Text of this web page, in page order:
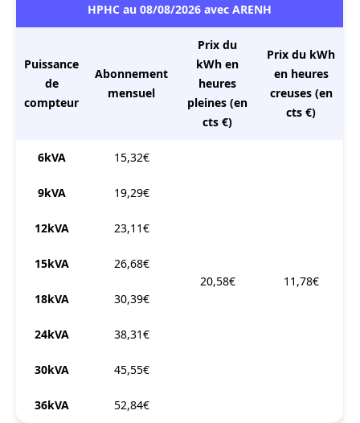
HPHC au 08/08/2026 avec ARENH
Puissance
de
compteur
Abonnement
mensuel
Prix du
kWh en
heures
pleines (en
cts €)
Prix du kWh
en heures
creuses (en
cts €)
6kVA 15,32€
20,58€ 11,78€
9kVA 19,29€
12kVA 23,11€
15kVA 26,68€
18kVA 30,39€
24kVA 38,31€
30kVA 45,55€
36kVA 52,84€